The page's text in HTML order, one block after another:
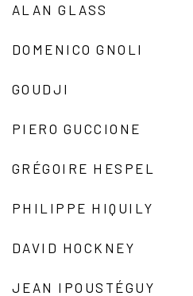
ALAN GLASS
DOMENICO GNOLI
GOUDJI
PIERO GUCCIONE
GRÉGOIRE HESPEL
PHILIPPE HIQUILY
DAVID HOCKNEY
JEAN IPOUSTÉGUY